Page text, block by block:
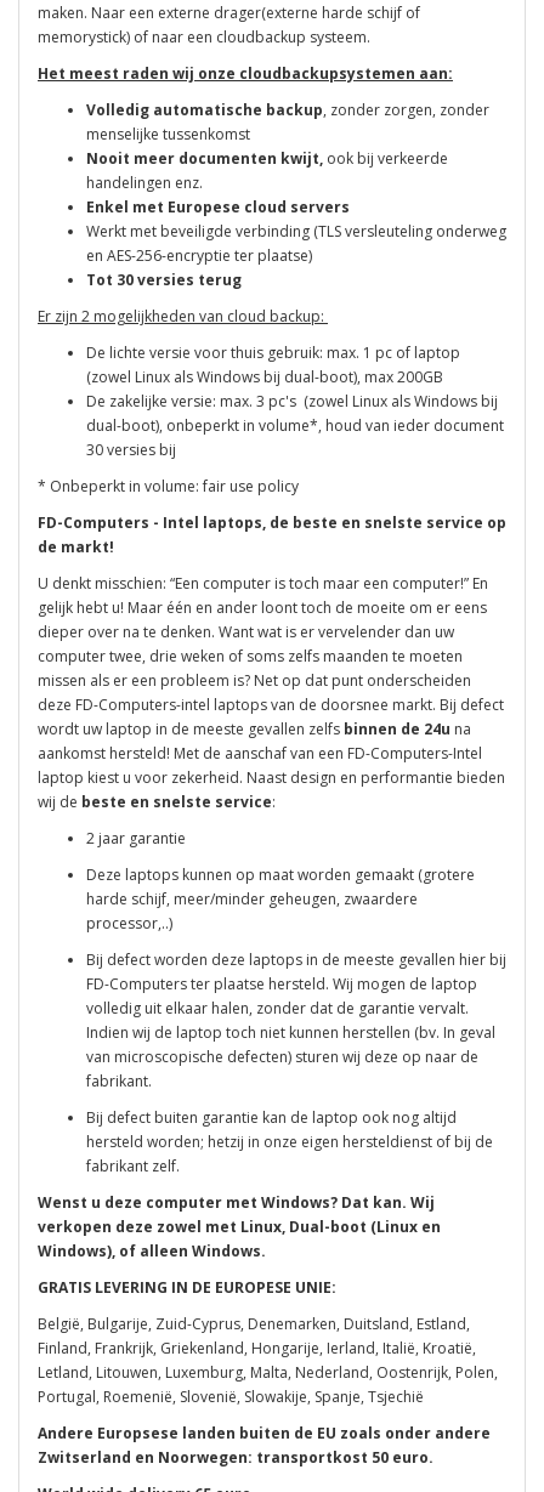
maken. Naar een externe drager(externe harde schijf of
memorystick) of naar een cloudbackup systeem.
Het meest raden wij onze cloudbackupsystemen aan:
Volledig automatische backup, zonder zorgen, zonder
menselijke tussenkomst
Nooit meer documenten kwijt, ook bij verkeerde
handelingen enz.
Enkel met Europese cloud servers
Werkt met beveiligde verbinding (TLS versleuteling onderweg
en AES-256-encryptie ter plaatse)
Tot 30 versies terug
Er zijn 2 mogelijkheden van cloud backup:
De lichte versie voor thuis gebruik: max. 1 pc of laptop
(zowel Linux als Windows bij dual-boot), max 200GB
De zakelijke versie: max. 3 pc's (zowel Linux als Windows bij
dual-boot), onbeperkt in volume*, houd van ieder document
30 versies bij
* Onbeperkt in volume: fair use policy
FD-Computers - Intel laptops, de beste en snelste service op
de markt!
U denkt misschien: “Een computer is toch maar een computer!” En
gelijk hebt u! Maar één en ander loont toch de moeite om er eens
dieper over na te denken. Want wat is er vervelender dan uw
computer twee, drie weken of soms zelfs maanden te moeten
missen als er een probleem is? Net op dat punt onderscheiden
deze FD-Computers-intel laptops van de doorsnee markt. Bij defect
wordt uw laptop in de meeste gevallen zelfs binnen de 24u na
aankomst hersteld! Met de aanschaf van een FD-Computers-Intel
laptop kiest u voor zekerheid. Naast design en performantie bieden
wij de beste en snelste service:
2 jaar garantie
Deze laptops kunnen op maat worden gemaakt (grotere
harde schijf, meer/minder geheugen, zwaardere
processor,..)
Bij defect worden deze laptops in de meeste gevallen hier bij
FD-Computers ter plaatse hersteld. Wij mogen de laptop
volledig uit elkaar halen, zonder dat de garantie vervalt.
Indien wij de laptop toch niet kunnen herstellen (bv. In geval
van microscopische defecten) sturen wij deze op naar de
fabrikant.
Bij defect buiten garantie kan de laptop ook nog altijd
hersteld worden; hetzij in onze eigen hersteldienst of bij de
fabrikant zelf.
Wenst u deze computer met Windows? Dat kan. Wij
verkopen deze zowel met Linux, Dual-boot (Linux en
Windows), of alleen Windows.
GRATIS LEVERING IN DE EUROPESE UNIE:
België, Bulgarije, Zuid-Cyprus, Denemarken, Duitsland, Estland,
Finland, Frankrijk, Griekenland, Hongarije, Ierland, Italië, Kroatië,
Letland, Litouwen, Luxemburg, Malta, Nederland, Oostenrijk, Polen,
Portugal, Roemenië, Slovenië, Slowakije, Spanje, Tsjechië
Andere Europsese landen buiten de EU zoals onder andere
Zwitserland en Noorwegen: transportkost 50 euro.